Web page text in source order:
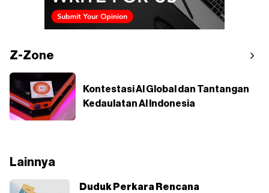
Z-Zone
Kontestasi AI Global dan Tantangan
Kedaulatan AI Indonesia
Lainnya
Duduk Perkara Rencana